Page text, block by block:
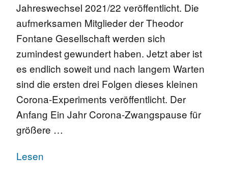
Jahreswechsel 2021/22 veröffentlicht. Die
aufmerksamen Mitglieder der Theodor
Fontane Gesellschaft werden sich
zumindest gewundert haben. Jetzt aber ist
es endlich soweit und nach langem Warten
sind die ersten drei Folgen dieses kleinen
Corona-Experiments veröffentlicht. Der
Anfang Ein Jahr Corona-Zwangspause für
größere …
Lesen